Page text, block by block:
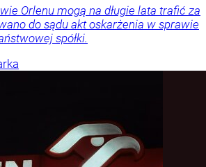
Orlenu mogą na długie lata trafić za
do sądu akt oskarżenia w sprawie
spółki.